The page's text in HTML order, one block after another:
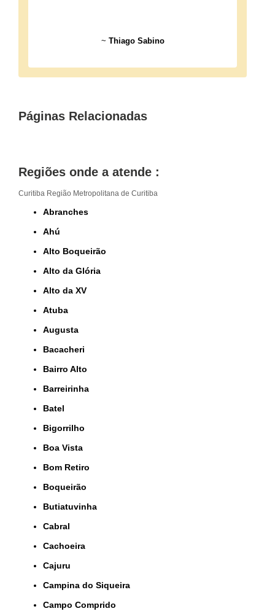
~ Thiago Sabino
Páginas Relacionadas
Regiões onde a atende :
Curitiba Região Metropolitana de Curitiba
Abranches
Ahú
Alto Boqueirão
Alto da Glória
Alto da XV
Atuba
Augusta
Bacacheri
Bairro Alto
Barreirinha
Batel
Bigorrilho
Boa Vista
Bom Retiro
Boqueirão
Butiatuvinha
Cabral
Cachoeira
Cajuru
Campina do Siqueira
Campo Comprido